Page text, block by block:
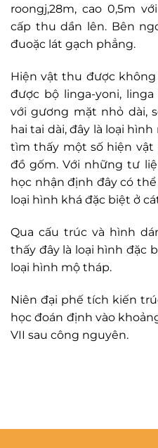
roongj,28m, cao 0,5m
cấp thu dần lên. Bên
đuoặc lát gạch phẳng.
Hiện vật thu được
được bộ linga-yoni,
với gương mặt nhỏ dài,
hai tai dài, đây là loại
tìm thấy một số hiện vật
đồ gốm. Với những tư
học nhận định đây có
loại hình khá đặc biệt ở
Qua cấu trúc và hình
thấy đây là loại hình đặc
loại hình mộ tháp.
Niên đại phế tích kiến
học đoán định vào
VII sau công nguyên.